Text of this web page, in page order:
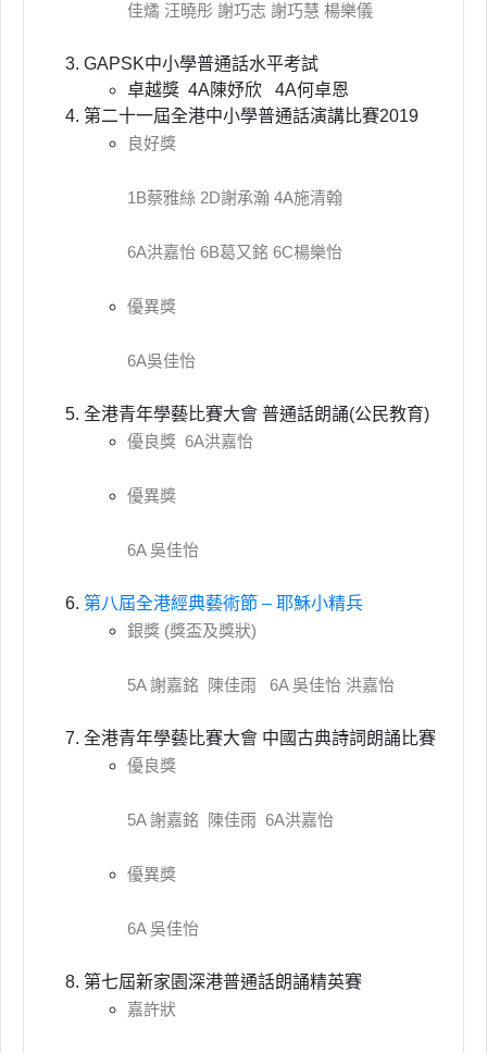
佳燏 汪曉彤 謝巧志 謝巧慧 楊樂儀
GAPSK中小學普通話水平考試
卓越獎 4A陳妤欣 4A何卓恩
第二十一屆全港中小學普通話演講比賽2019
良好獎
1B蔡雅絲 2D謝承瀚 4A施清翰
6A洪嘉怡 6B葛又銘 6C楊樂怡
優異獎
6A吳佳怡
全港青年學藝比賽大會 普通話朗誦(公民教育)
優良獎 6A洪嘉怡
優異獎
6A 吳佳怡
第八屆全港經典藝術節 – 耶穌小精兵
銀獎 (獎盃及獎狀)
5A 謝嘉銘 陳佳雨 6A 吳佳怡 洪嘉怡
全港青年學藝比賽大會 中國古典詩詞朗誦比賽
優良獎
5A 謝嘉銘 陳佳雨 6A洪嘉怡
優異獎
6A 吳佳怡
第七屆新家園深港普通話朗誦精英賽
嘉許狀